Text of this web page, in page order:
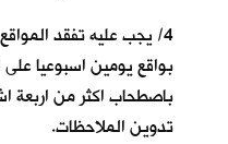
4/ يجب عليه تفقد
بواقع يومين اسبوعيا
باصطحاب اكثر من اربعة
تدوين الملاحظات.